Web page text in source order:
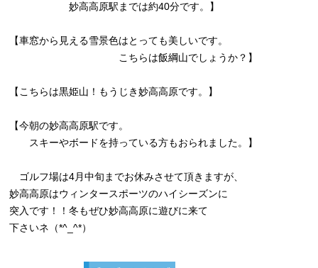
妙高高原駅までは約40分です。】
【車窓から見える雪景色はとっても美しいです。
こちらは飯綱山でしょうか？】
【こちらは黒姫山！もうじき妙高高原です。】
【今朝の妙高高原駅です。
スキーやボードを持っている方もおられました。】
ゴルフ場は4月中旬までお休みさせて頂きますが、
妙高高原はウィンタースポーツのハイシーズンに
突入です！！冬もぜひ妙高高原に遊びに来て
下さいネ（*^_^*）